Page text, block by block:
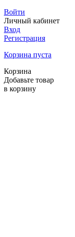
Войти
Личный кабинет
Вход
Регистрация
Корзина пуста
Корзина
Добавьте товар
в корзину